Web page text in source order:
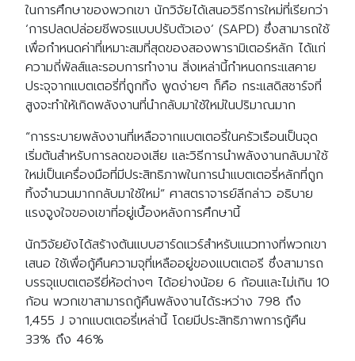
ในการศึกษาของพวกเขา นักวิจัยได้เสนอวิธีการใหม่ที่เรียกว่า
‘การปลดปล่อยชีพจรแบบปรับตัวเอง’ (SAPD) ซึ่งสามารถใช้
เพื่อกำหนดค่าที่เหมาะสมที่สุดของสองพารามิเตอร์หลัก ได้แก่
ความถี่พัลส์และรอบการทำงาน สิ่งเหล่านี้กำหนดกระแสคาย
ประจุจากแบตเตอรี่ที่ถูกทิ้ง พูดง่ายๆ ก็คือ กระแสดิสชาร์จที่
สูงจะทำให้เกิดพลังงานที่นำกลับมาใช้ใหม่ในปริมาณมาก
“การระบายพลังงานที่เหลือจากแบตเตอรี่ในครัวเรือนเป็นจุด
เริ่มต้นสำหรับการลดของเสีย และวิธีการนำพลังงานกลับมาใช้
ใหม่เป็นเครื่องมือที่มีประสิทธิภาพในการนำแบตเตอรี่หลักที่ถูก
ทิ้งจำนวนมากกลับมาใช้ใหม่” ศาสตราจารย์ลีกล่าว อธิบาย
แรงจูงใจของเขาที่อยู่เบื้องหลังการศึกษานี้
นักวิจัยยังได้สร้างต้นแบบฮาร์ดแวร์สำหรับแนวทางที่พวกเขา
เสนอ ใช้เพื่อกู้คืนความจุที่เหลืออยู่ของแบตเตอรี ซึ่งสามารถ
บรรจุแบตเตอรียี่ห้อต่างๆ ได้อย่างน้อย 6 ก้อนและไม่เกิน 10
ก้อน พวกเขาสามารถกู้คืนพลังงานได้ระหว่าง 798 ถึง
1,455 J จากแบตเตอรี่เหล่านี้ โดยมีประสิทธิภาพการกู้คืน
33% ถึง 46%